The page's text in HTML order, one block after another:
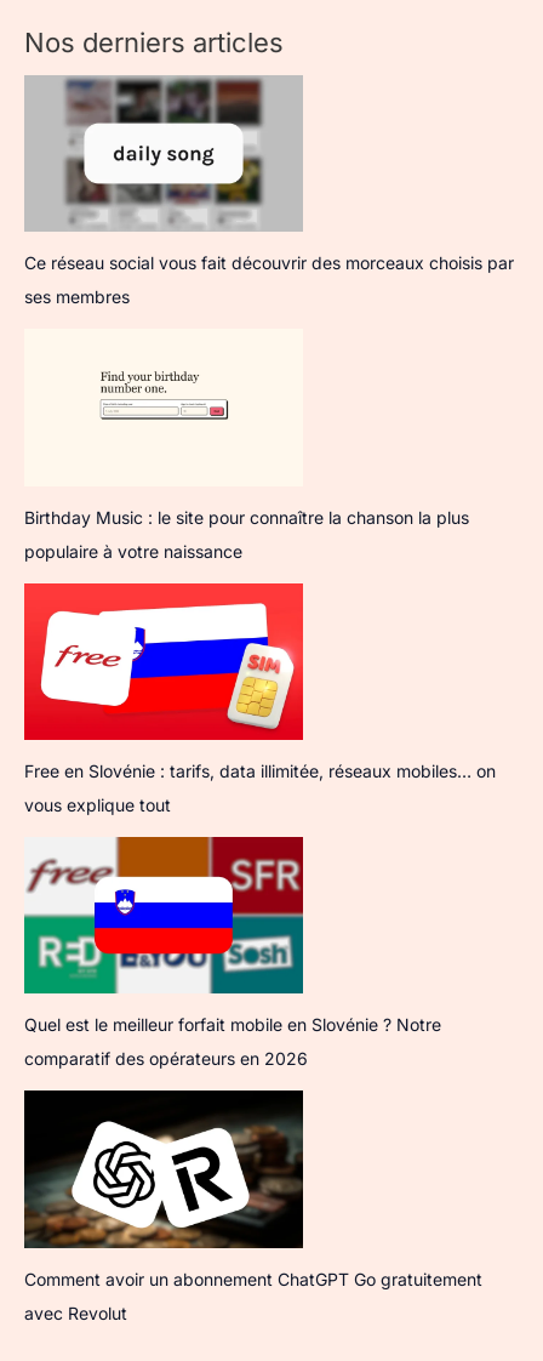
Nos derniers articles
Ce réseau social vous fait découvrir des morceaux choisis par
ses membres
Birthday Music : le site pour connaître la chanson la plus
populaire à votre naissance
Free en Slovénie : tarifs, data illimitée, réseaux mobiles… on
vous explique tout
Quel est le meilleur forfait mobile en Slovénie ? Notre
comparatif des opérateurs en 2026
Comment avoir un abonnement ChatGPT Go gratuitement
avec Revolut